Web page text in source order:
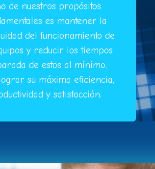
de nuestros propósitos
es mantener la
del funcionamiento de
y reducir los tiempos
de estos al mínimo,
su máxima eficiencia,
y satisfacción.